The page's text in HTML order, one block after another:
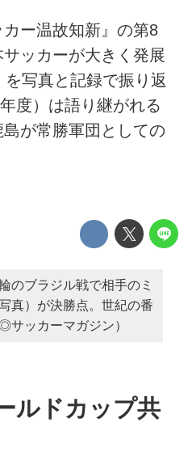
ー温故知新』の第8
ッカーが大きく発展
写真と記録で振り返
度）は語り継がれる
島が常勝軍団としての
のブラジル戦で相手のミ
真）が決勝点。世紀の番
サッカーマガジン）
ルドカップ共